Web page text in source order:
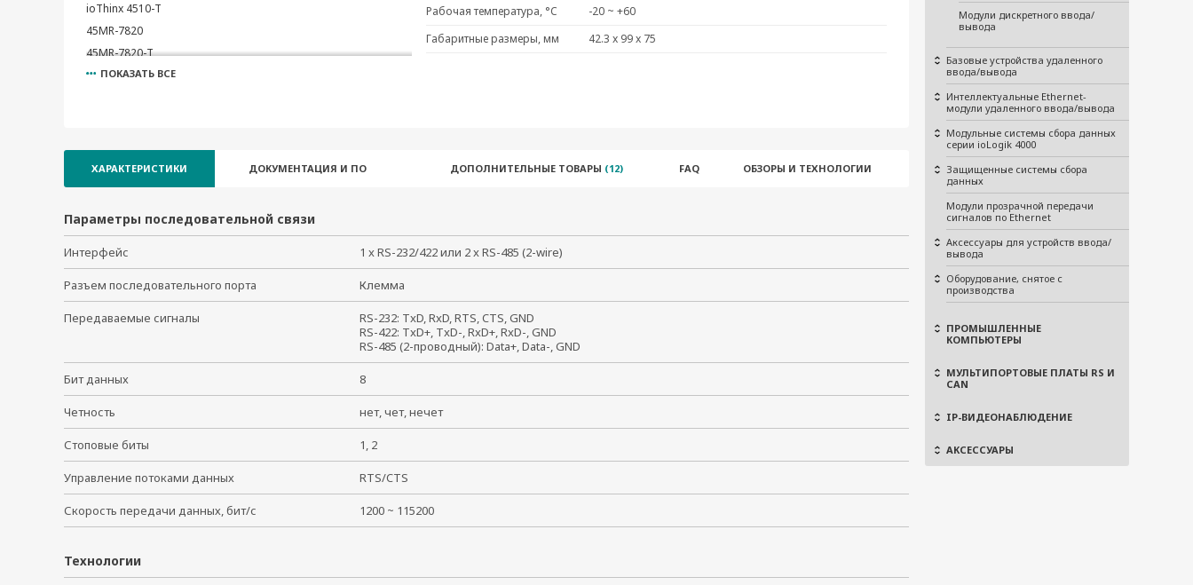
Модули дискретного ввода/
вывода
Базовые устройства удаленного
ввода/вывода
Интеллектуальные Ethernet-
модули удаленного ввода/вывода
Модульные системы сбора данных
серии ioLogik 4000
Защищенные системы сбора
данных
Модули прозрачной передачи
сигналов по Ethernet
Аксессуары для устройств ввода/
вывода
Оборудование, снятое с
производства
ПРОМЫШЛЕННЫЕ
КОМПЬЮТЕРЫ
МУЛЬТИПОРТОВЫЕ ПЛАТЫ RS И
CAN
IP-ВИДЕОНАБЛЮДЕНИЕ
АКСЕССУАРЫ
ioThinx 4510-T
45MR-7820
45MR-7820-T
45MR-7210
ПОКАЗАТЬ ВСЕ
Рабочая температура, °C
-20 ~ +60
Габаритные размеры, мм
42.3 x 99 x 75
ХАРАКТЕРИСТИКИ ДОКУМЕНТАЦИЯ И ПО ДОПОЛНИТЕЛЬНЫЕ ТОВАРЫ (12) FAQ ОБЗОРЫ И ТЕХНОЛОГИИ
Параметры последовательной связи
Интерфейс 1 x RS-232/422 или 2 x RS-485 (2-wire)
Разъем последовательного порта Клемма
Передаваемые сигналы
RS-232: TxD, RxD, RTS, CTS, GND
RS-422: TxD+, TxD-, RxD+, RxD-, GND
RS-485 (2-проводный): Data+, Data-, GND
Бит данных 8
Четность нет, чет, нечет
Стоповые биты 1, 2
Управление потоками данных RTS/CTS
Скорость передачи данных, бит/с 1200 ~ 115200
Технологии